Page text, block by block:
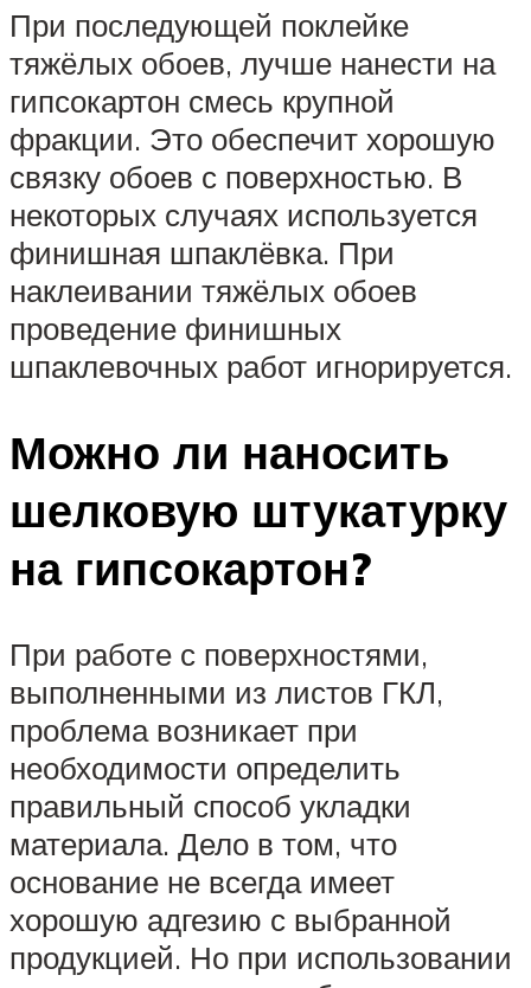
При последующей поклейке
тяжёлых обоев, лучше нанести на
гипсокартон смесь крупной
фракции. Это обеспечит хорошую
связку обоев с поверхностью. В
некоторых случаях используется
финишная шпаклёвка. При
наклеивании тяжёлых обоев
проведение финишных
шпаклевочных работ игнорируется.
Можно ли наносить
шелковую штукатурку
на гипсокартон?
При работе с поверхностями,
выполненными из листов ГКЛ,
проблема возникает при
необходимости определить
правильный способ укладки
материала. Дело в том, что
основание не всегда имеет
хорошую адгезию с выбранной
продукцией. Но при использовании